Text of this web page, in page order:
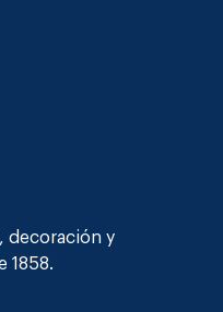
decoración y
1858.